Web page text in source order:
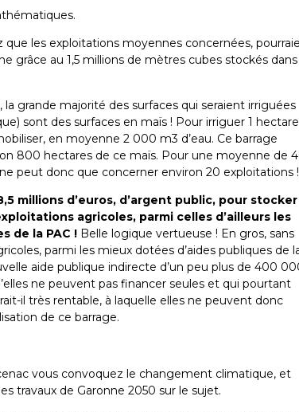
que les exploitations moyennes concernées,
grâce au 1,5 millions de mètres cubes stockés dans
grande majorité des surfaces qui seraient irriguées
sont des surfaces en maïs ! Pour irriguer 1
en moyenne 2 000 m3 d’eau. Ce barrage
800 hectares de ce maïs. Pour une moyenne de
peut donc que concerner environ 20 exploitations !
millions d’euros, d’argent public, pour
agricoles, parmi celles d’ailleurs les
de la PAC !Belle logique vertueuse ! En gros, sans
parmi les mieux dotées d’aides publiques de
aide publique indirecte d’un peu plus de 400
ne peuvent pas financer seules et qui pourtant
il très rentable, à laquelle elles ne peuvent donc
de ce barrage.
vous convoquez le changement climatique, et
travaux de Garonne 2050 sur le sujet.